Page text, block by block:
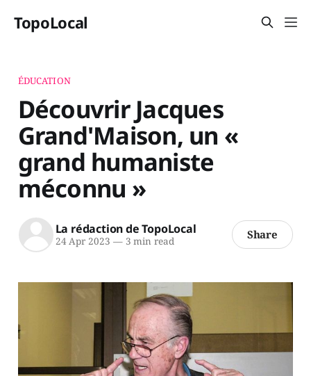
TopoLocal
ÉDUCATION
Découvrir Jacques
Grand'Maison, un «
grand humaniste
méconnu »
La rédaction de TopoLocal
24 Apr 2023 —3 min read Share